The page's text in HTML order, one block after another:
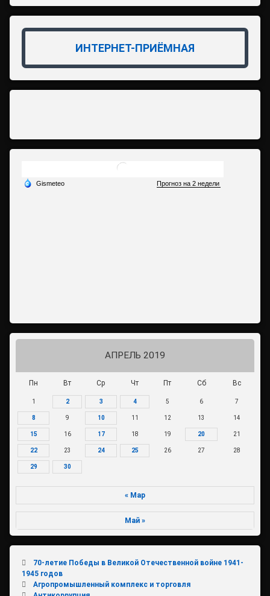
ИНТЕРНЕТ-ПРИЁМНАЯ
АПРЕЛЬ 2019
Пн Вт Ср Чт Пт Сб Вс
1 2 3 4 5 6 7
8 9 10 11 12 13 14
15 16 17 18 19 20 21
22 23 24 25 26 27 28
29 30
« Мар
Май »
70-летие Победы в Великой Отечественной войне 1941-
1945 годов
Агропромышленный комплекс и торговля